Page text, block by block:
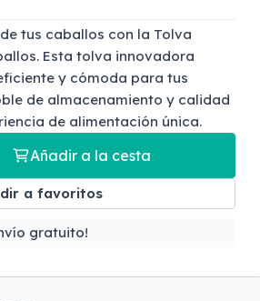
tus caballos con la Tolva
Esta tolva innovadora
y cómoda para tus
de almacenamiento y calidad
de alimentación única.
Añadir a la cesta
a favoritos
gratuito!